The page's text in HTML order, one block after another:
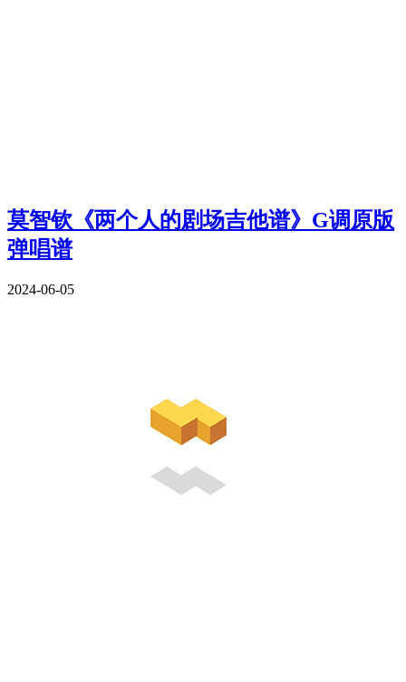
莫智钦《两个人的剧场吉他谱》G调原版
弹唱谱
2024-06-05